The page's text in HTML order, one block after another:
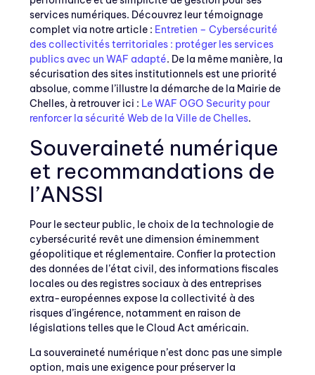
services numériques. Découvrez leur témoignage
complet via notre article : Entretien – Cybersécurité
des collectivités territoriales : protéger les services
publics avec un WAF adapté. De la même manière, la
sécurisation des sites institutionnels est une priorité
absolue, comme l’illustre la démarche de la Mairie de
Chelles, à retrouver ici : Le WAF OGO Security pour
renforcer la sécurité Web de la Ville de Chelles.
Souveraineté numérique
et recommandations de
l’ANSSI
Pour le secteur public, le choix de la technologie de
cybersécurité revêt une dimension éminemment
géopolitique et réglementaire. Confier la protection
des données de l’état civil, des informations fiscales
locales ou des registres sociaux à des entreprises
extra-européennes expose la collectivité à des
risques d’ingérence, notamment en raison de
législations telles que le Cloud Act américain.
La souveraineté numérique n’est donc pas une simple
option, mais une exigence pour préserver la